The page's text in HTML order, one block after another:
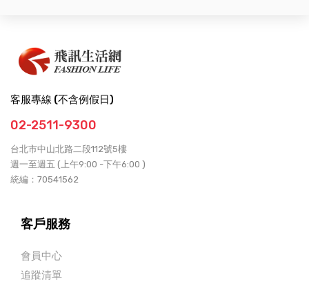
客服專線 (不含例假日)
02-2511-9300
台北市中山北路二段112號5樓
週一至週五 (上午9:00 -下午6:00 )
統編：70541562
客戶服務
會員中心
追蹤清單